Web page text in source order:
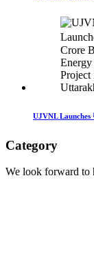
UJVNL
Category
We look forward to